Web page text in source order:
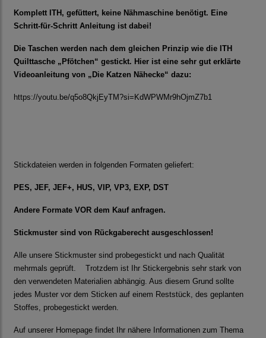
Komplett ITH, gefüttert, keine Nähmaschine benötigt. Eine
Schritt-für-Schritt Anleitung ist dabei!
Die Taschen werden nach dem gleichen Prinzip wie die ITH
Quilttasche „Pfötchen“ gestickt. Hier ist eine sehr gut erklärte
Videoanleitung von „Die Katzen Nähecke“ dazu:
https://youtu.be/q5o8QkjEyTM?si=KdWPWMr9hOjmZ7b1
Stickdateien werden in folgenden Formaten geliefert:
PES, JEF, JEF+, HUS, VIP, VP3, EXP, DST
Andere Formate VOR dem Kauf anfragen.
Stickmuster sind von Rückgaberecht ausgeschlossen!
Alle unsere Stickmuster sind probegestickt und nach Qualität
mehrmals geprüft. Trotzdem ist Ihr Stickergebnis sehr stark von
den verwendeten Materialien abhängig. Aus diesem Grund sollte
jedes Muster vor dem Sticken auf einem Reststück, des geplanten
Stoffes, probegestickt werden.
Auf unserer Homepage findet Ihr nähere Informationen zum Thema